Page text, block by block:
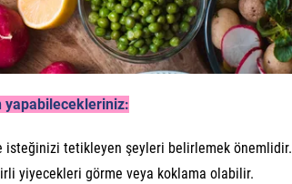
yapabilecekleriniz:
isteğinizi tetikleyen şeyleri belirlemek önemlidir.
yiyecekleri görme veya koklama olabilir.